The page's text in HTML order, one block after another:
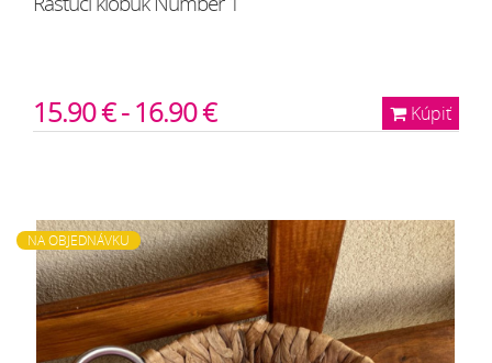
Kúpiť
15.90 € - 16.90 €
NA OBJEDNÁVKU